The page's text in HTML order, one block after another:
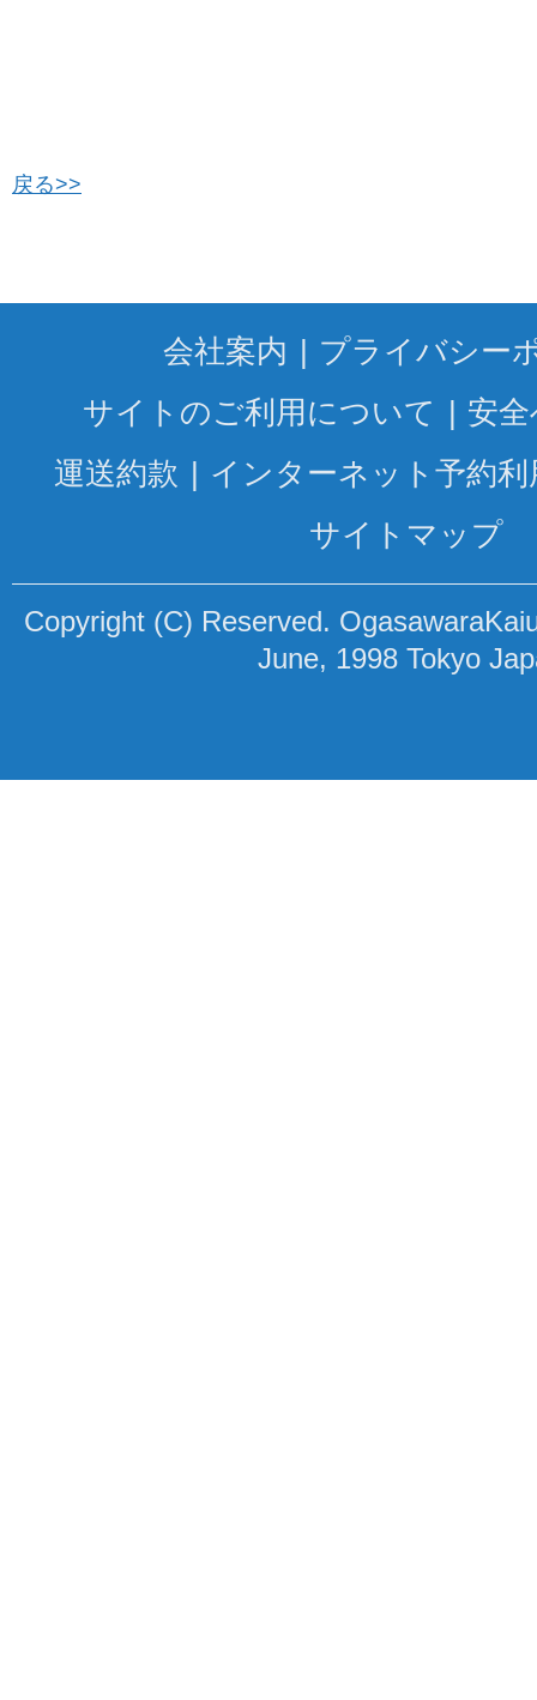
戻る>>
会社案内
プライバシー
サイトのご利用について
安
運送約款
インターネット予約利
サイトマップ
Copyright (C) Reserved.
June, 1998 Tokyo